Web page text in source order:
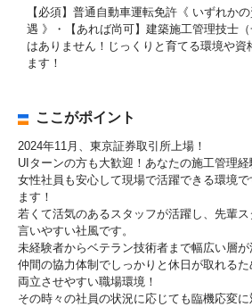
【必須】普通自動車運転免許《 いずれか
遇 》・【あれば尚可】建築施工管理技士
はありません！じっくりと育てる環境や資
ます！
ここがポイント
2024年11月、東京証券取引所上場！
UIターンの方も大歓迎！あなたの施工管理経
女性社員も安心して現場で活躍できる環境
ます！
若くて活気のあるスタッフが活躍し、先輩
言いやすい社風です。
未経験者からベテラン技術者まで幅広い層が
仲間の協力体制でしっかりと休日が取れる
両立させやすい職場環境！
その時々の社員の状況に応じても臨機応変に